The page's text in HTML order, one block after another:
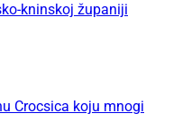
kninskoj županiji
Crocsica koju mnogi